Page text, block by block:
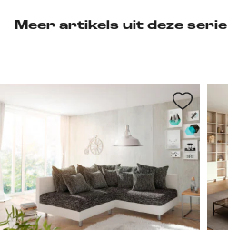
Meer artikels uit deze serie